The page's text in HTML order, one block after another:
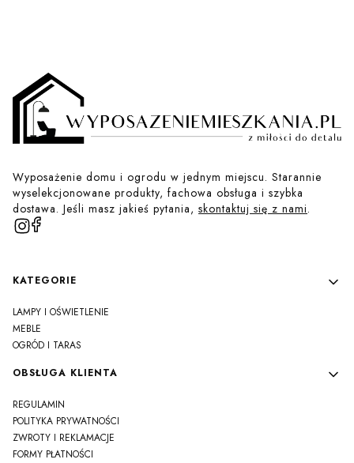
Wyposażenie domu i ogrodu w jednym miejscu. Starannie
wyselekcjonowane produkty, fachowa obsługa i szybka
dostawa. Jeśli masz jakieś pytania, skontaktuj się z nami.
Linki w stopce
KATEGORIE
LAMPY I OŚWIETLENIE
MEBLE
OGRÓD I TARAS
OBSŁUGA KLIENTA
REGULAMIN
POLITYKA PRYWATNOŚCI
ZWROTY I REKLAMACJE
FORMY PŁATNOŚCI